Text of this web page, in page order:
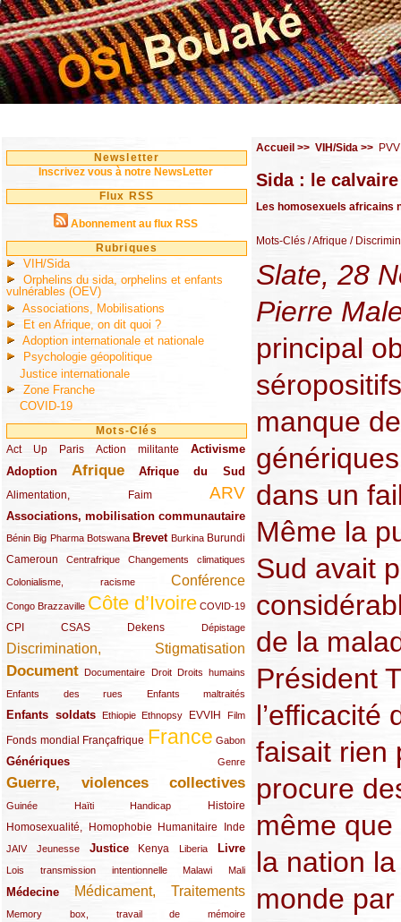
Newsletter
Inscrivez vous à notre NewsLetter
Flux RSS
Abonnement au flux RSS
Rubriques
VIH/Sida
Orphelins du sida, orphelins et enfants
vulnérables (OEV)
Associations, Mobilisations
Et en Afrique, on dit quoi ?
Adoption internationale et nationale
Psychologie géopolitique
Justice internationale
Zone Franche
COVID-19
Mots-Clés
Act Up Paris
(49/289) Action militante
(32/289) Activisme
(73/289)
Adoption
(82/289) Afrique
(161/289) Afrique du Sud
(73/289)
Alimentation, Faim
(48/289) ARV
(203/289)
Associations, mobilisation communautaire
(65/289)
Bénin
(13/289)Big Pharma
(16/289) Botswana
(9/289) Brevet
(83/289) Burkina
(18/289) Burundi
(30/289)
Cameroun
(47/289) Centrafrique
(23/289) Changements climatiques
(10/289)
Colonialisme, racisme
(19/289) Conférence
(118/289)
Congo Brazzaville
(24/289) Côte d’Ivoire
(263/289) COVID-19
(13/289)
CPI
(48/289) CSAS
(32/289) Dekens
(29/289) Dépistage
(19/289)
Discrimination, Stigmatisation
(131/289)
Document
(145/289) Documentaire
(9/289) Droit
(20/289) Droits humains
(22/289)
Enfants des rues
(21/289) Enfants maltraités
(10/289)
Enfants soldats
(68/289) Ethiopie
(12/289) Ethnopsy
(15/289) EVVIH
(55/289) Film
(22/289)
Fonds mondial
(48/289) Françafrique
(39/289) France
(289/289) Gabon
(12/289)
Génériques
(59/289) Genre
(22/289)
Guerre, violences collectives
(149/289)
Guinée
(12/289) Haïti
(15/289) Handicap
(10/289) Histoire
(49/289)
Homosexualité, Homophobie
(44/289) Humanitaire
(47/289) Inde
(34/289)
JAIV
(10/289)Jeunesse
(21/289) Justice
(65/289) Kenya
(35/289) Liberia
(25/289) Livre
(62/289)
Lois transmission intentionnelle
(24/289) Malawi
(11/289) Mali
(21/289)
Médecine
(62/289) Médicament, Traitements
(142/289)
Memory box, travail de mémoire
(11/289)
Accueil >> VIH/Sida >>
Sida : le
Les homosexuels africains
Mots-Clés / Afrique /
Slate, 28
Pierre
principal
manque
dans un
Même la
Sud avait
de la
Président
l’efficacité
faisait rien
procure
même que
la nation
monde